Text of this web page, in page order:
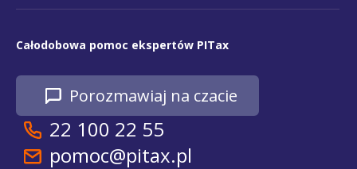
Całodobowa pomoc ekspertów PITax
Porozmawiaj na czacie
22 100 22 55
pomoc@pitax.pl